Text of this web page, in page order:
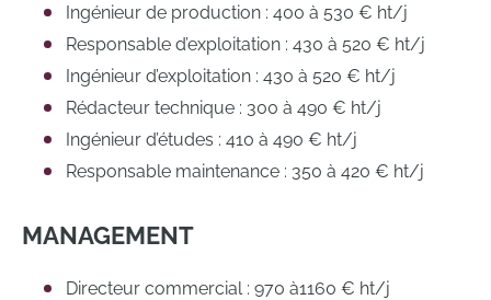
Ingénieur de production : 400 à 530 € ht/j
Responsable d’exploitation : 430 à 520 € ht/j
Ingénieur d’exploitation : 430 à 520 € ht/j
Rédacteur technique : 300 à 490 € ht/j
Ingénieur d’études : 410 à 490 € ht/j
Responsable maintenance : 350 à 420 € ht/j
MANAGEMENT
Directeur commercial : 970 à1160 € ht/j